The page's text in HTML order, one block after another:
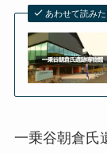
あわせて読み
一乗谷朝倉氏